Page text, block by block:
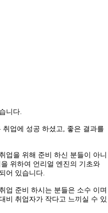
니다.
업에 성공 하셨고, 좋은 결과를
업을 위해 준비 하신 분들이 아니
위하여 언리얼 엔진의 기초와
어 있습니다.
업 준비 하시는 분들은 소수 이며
비 취업자가 작다고 느끼실 수 있